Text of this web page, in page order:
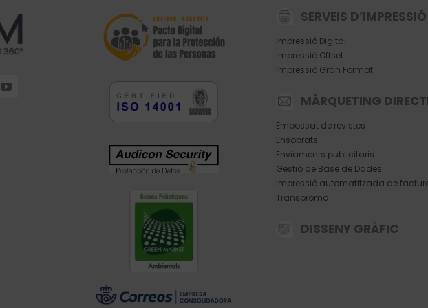
SERVEIS D’IMPRESSIÓ
Impressió Digital
Impressió Offset
Impressió Gran Format
MÀRQUETING
Embossat de revistes
Ensobrats
Enviaments publicitaris
Gestió de Base de Dades
Impressió automatitzada de
Transpromo
DISSENY GRÀFIC